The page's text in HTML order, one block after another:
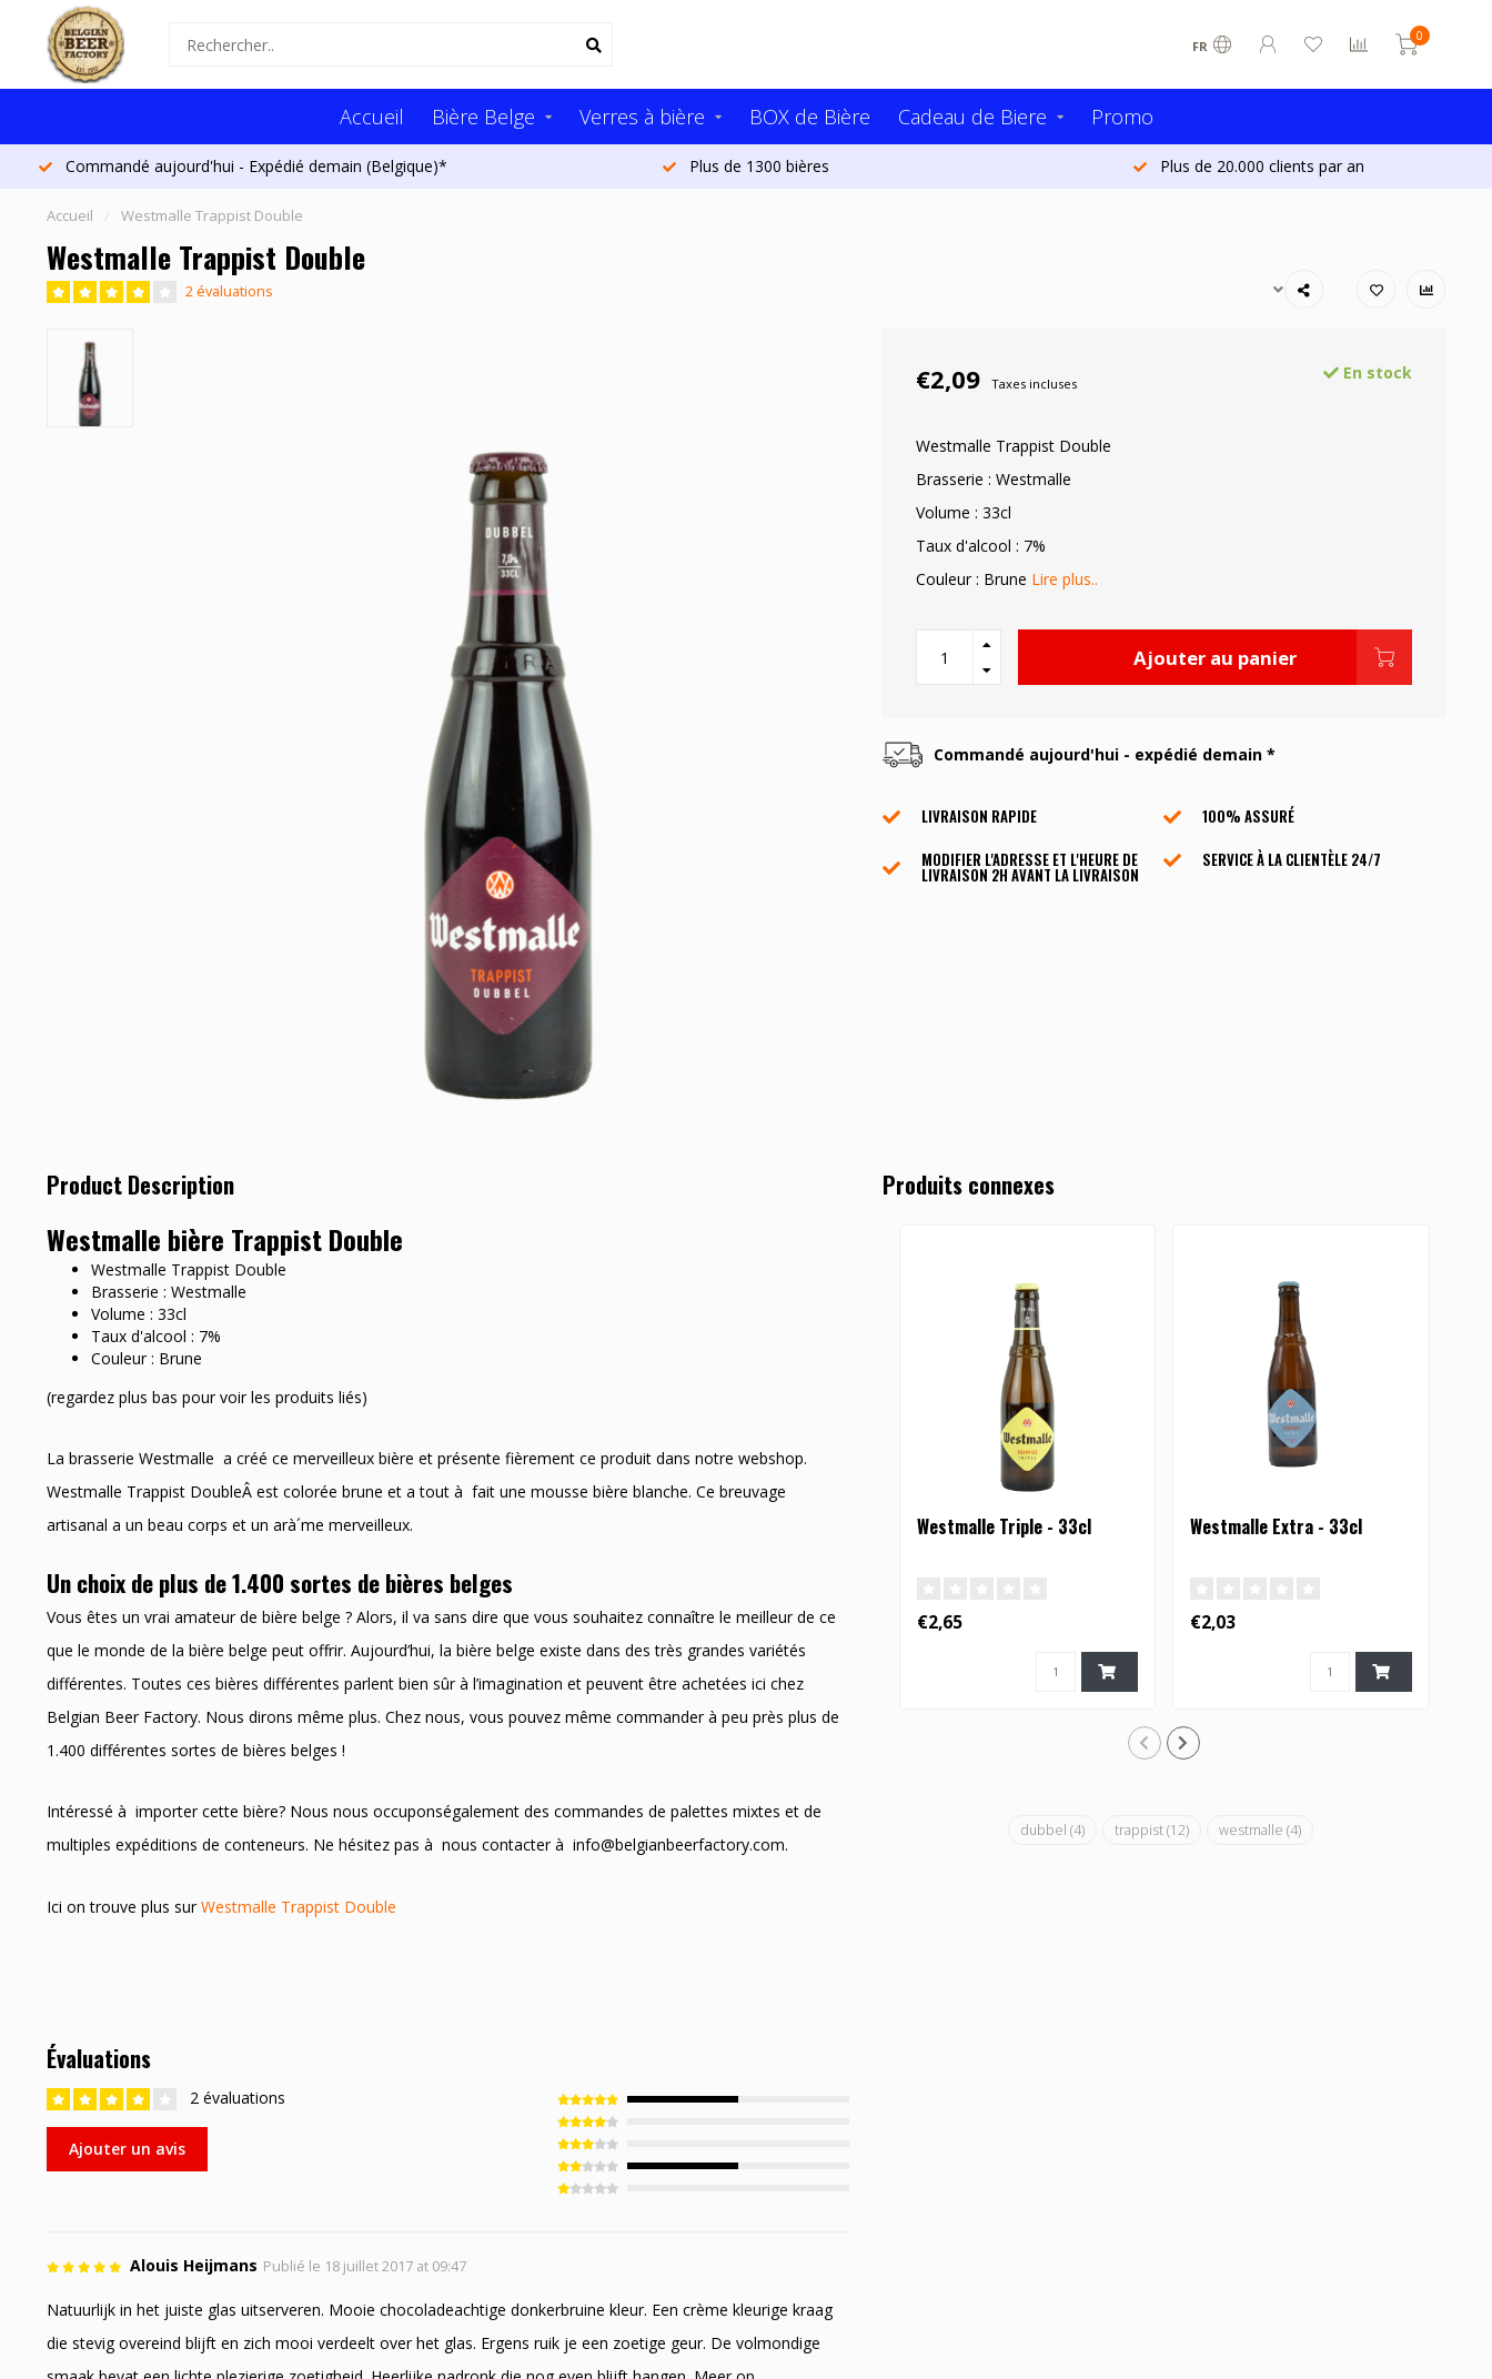
FR
0
Accueil Bière Belge Verres à bière BOX de Bière Cadeau de Biere Promo
Commandé aujourd'hui - Expédié demain (Belgique)* Plus de 1300 bières Plus de 20.000 clients par an
Accueil / Westmalle Trappist Double
Westmalle Trappist Double
2 évaluations
€2,09 Taxes incluses
En stock
Westmalle Trappist Double
Brasserie : Westmalle
Volume : 33cl
Taux d'alcool : 7%
Couleur : Brune Lire plus..
Ajouter au panier
Commandé aujourd'hui - expédié demain *
LIVRAISON RAPIDE
100% ASSURÉ
MODIFIER L'ADRESSE ET L'HEURE DE
LIVRAISON 2H AVANT LA LIVRAISON
SERVICE À LA CLIENTÈLE ​​24/7
Product Description
Westmalle bière Trappist Double
Westmalle Trappist Double
Brasserie : Westmalle
Volume : 33cl
Taux d'alcool : 7%
Couleur : Brune
(regardez plus bas pour voir les produits liés)
La brasserie Westmalle a créé ce merveilleux bière et présente fièrement ce produit dans notre webshop.
Westmalle Trappist DoubleÂ est colorée brune et a tout à fait une mousse bière blanche. Ce breuvage
artisanal a un beau corps et un arà´me merveilleux.
Un choix de plus de 1.400 sortes de bières belges
Vous êtes un vrai amateur de bière belge ? Alors, il va sans dire que vous souhaitez connaître le meilleur de ce
que le monde de la bière belge peut offrir. Aujourd’hui, la bière belge existe dans des très grandes variétés
différentes. Toutes ces bières différentes parlent bien sûr à l’imagination et peuvent être achetées ici chez
Belgian Beer Factory. Nous dirons même plus. Chez nous, vous pouvez même commander à peu près plus de
1.400 différentes sortes de bières belges !
Intéressé à importer cette bière? Nous nous occuponségalement des commandes de palettes mixtes et de
multiples expéditions de conteneurs. Ne hésitez pas à nous contacter à info@belgianbeerfactory.com.
Ici on trouve plus surWestmalle Trappist Double
Évaluations
2 évaluations
Ajouter un avis
Alouis Heijmans Publié le 18 juillet 2017 at 09:47
Natuurlijk in het juiste glas uitserveren. Mooie chocoladeachtige donkerbruine kleur. Een crème kleurige kraag
die stevig overeind blijft en zich mooi verdeelt over het glas. Ergens ruik je een zoetige geur. De volmondige
Produits connexes
Westmalle Triple - 33cl
€2,65
Westmalle Extra - 33cl
€2,03
dubbel(4) trappist(12) westmalle(4)